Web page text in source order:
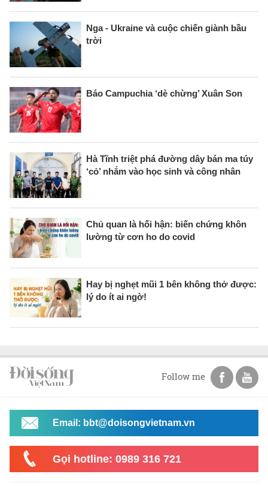
Nga - Ukraine và cuộc chiến giành bầu
trời
Báo Campuchia ‘dè chừng’ Xuân Son
Hà Tĩnh triệt phá đường dây bán ma túy
‘cỏ’ nhắm vào học sinh và công nhân
Chủ quan là hối hận: biến chứng khôn
lường từ cơn ho do covid
Hay bị nghẹt mũi 1 bên không thở được:
lý do ít ai ngờ!
Follow me
Email: bbt@doisongvietnam.vn
Gọi hotline: 0989 316 721